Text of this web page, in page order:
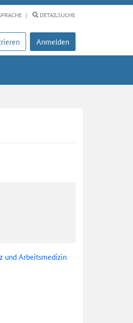
DETAILSUCHE
Anmelden
und Arbeitsmedizin